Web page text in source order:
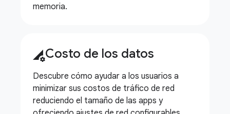
memoria.
perm_data_settingCosto de los datos
Descubre cómo ayudar a los usuarios a
minimizar sus costos de tráfico de red
reduciendo el tamaño de las apps y